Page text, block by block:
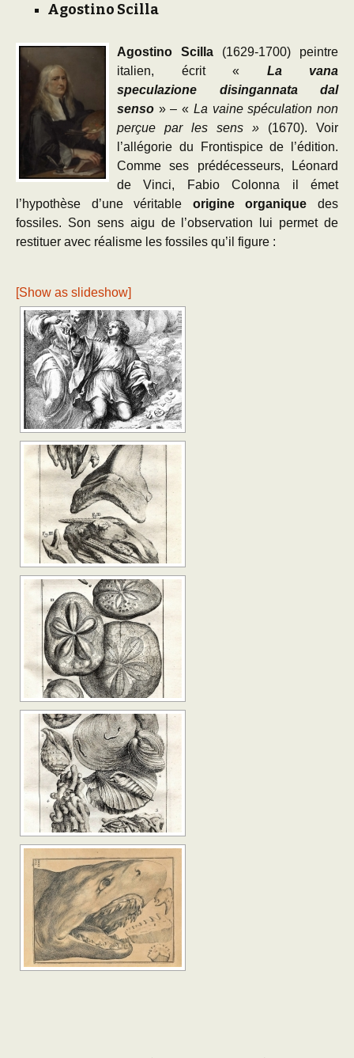
Agostino Scilla
Agostino Scilla (1629-1700) peintre
italien, écrit « La vana
speculazione disingannata dal
senso » – « La vaine spéculation non
perçue par les sens » (1670). Voir
l’allégorie du Frontispice de l’édition.
Comme ses prédécesseurs, Léonard
de Vinci, Fabio Colonna il émet
l’hypothèse d’une véritable origine organique des
fossiles. Son sens aigu de l’observation lui permet de
restituer avec réalisme les fossiles qu’il figure :
[Show as slideshow]